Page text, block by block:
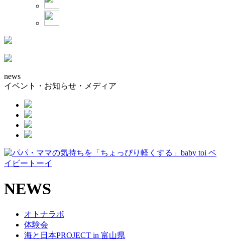
news
イベント・お知らせ・メディア
NEWS
オトナラボ
体験会
海と日本PROJECT in 富山県